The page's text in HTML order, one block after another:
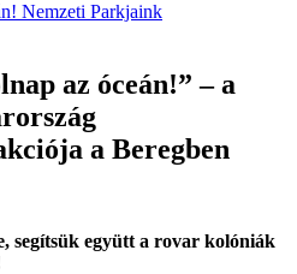
Nemzeti Parkjaink
az óceán!” – a
a Beregben
segítsük együtt a rovar kolóniák